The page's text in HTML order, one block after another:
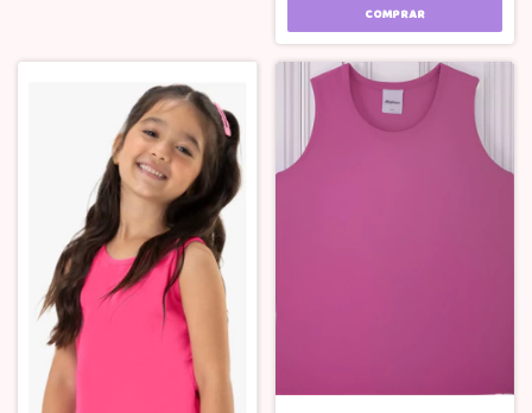
COMPRAR